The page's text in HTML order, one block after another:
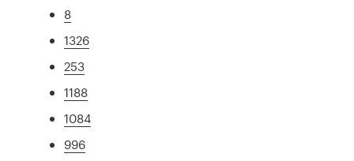
8
1326
253
1188
1084
996